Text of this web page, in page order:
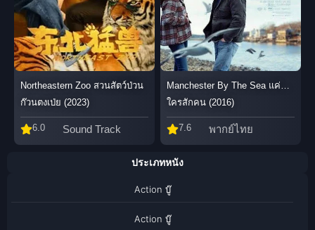
Northeastern Zoo สวนสัตว์ป่วน
ก๊วนตงเป่ย (2023)
6.0 Sound Track
Manchester By The Sea แค่…
ใครสักคน (2016)
7.6 พากย์ไทย
ประเภทหนัง
Action บู๊
Action บู๊